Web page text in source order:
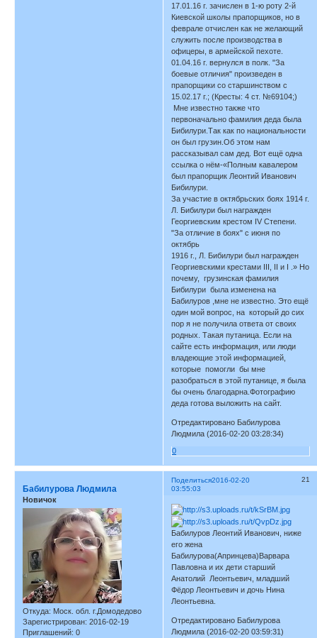
17.01.16 г. зачислен в 1-ю роту 2-й
Киевской школы прапорщиков, но в
феврале отчислен как не желающий
служить после производства в
офицеры, в армейской пехоте.
01.04.16 г. вернулся в полк. "За
боевые отличия" произведен в
прапорщики со старшинством с
15.02.17 г.; (Кресты: 4 ст. №69104;)
Мне известно также что
первоначально фамилия деда была
Бибилури.Так как по национальности
он был грузин.Об этом нам
рассказывал сам дед. Вот ещё одна
ссылка о нём-«Полным кавалером
был прапорщик Леонтий Иванович
Бибилури.
За участие в октябрьских боях 1914 г.
Л. Бибилури был награжден
Георгиевским крестом IV Степени.
"За отличие в боях" с июня по
октябрь
1916 г., Л. Бибилури был награжден
Георгиевскими крестами III, II и I .» Но
почему, грузинская фамилия
Бибилури была изменена на
Бабилуров ,мне не известно. Это ещё
один мой вопрос, на который до сих
пор я не получила ответа от своих
родных. Такая путаница. Если на
сайте есть информация, или люди
владеющие этой информацией,
которые помогли бы мне
разобраться в этой путанице, я была
бы очень благодарна.Фотографию
деда готова выложить на сайт.
Отредактировано Бабилурова
Людмила (2016-02-20 03:28:34)
0
Поделиться 21
2016-02-20
03:55:03
Бабилурова Людмила
Новичок
Откуда: Моск. обл. г.Домодедово
Зарегистрирован: 2016-02-19
Приглашений: 0
Бабилуров Леонтий Иванович, ниже
его жена
Бабилурова(Апринцева)Варвара
Павловна и их дети старший
Анатолий Леонтьевич, младший
Фёдор Леонтьевич и дочь Нина
Леонтьевна.
Отредактировано Бабилурова
Людмила (2016-02-20 03:59:31)